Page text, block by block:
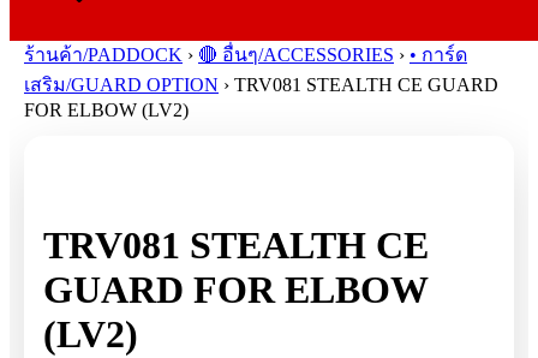
ร้านค้า/PADDOCK › 🔴 อื่นๆ/ACCESSORIES › • การ์ด
เสริม/GUARD OPTION › TRV081 STEALTH CE GUARD
FOR ELBOW (LV2)
TRV081 STEALTH CE
GUARD FOR ELBOW
(LV2)